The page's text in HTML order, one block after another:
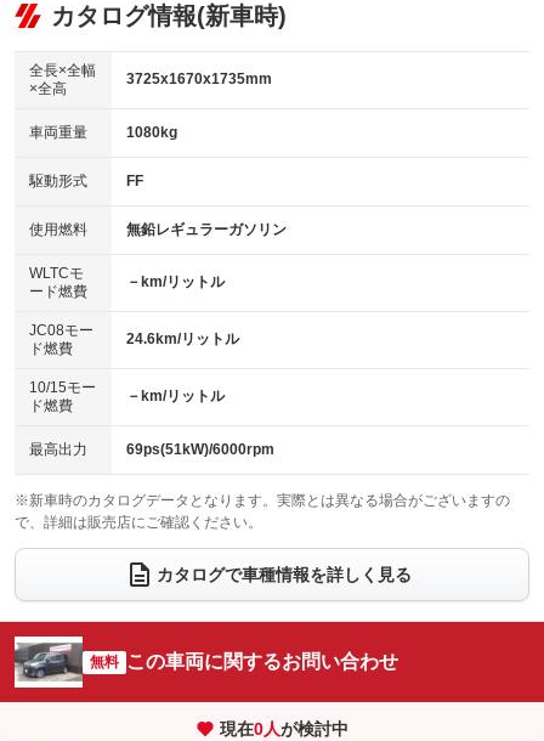
リフトアップ
：装備なし
：装備なし
パワーウィンドウ
アイドリングストップ
：装備あり
USB入力端子
：装備なし
100V電源
：装備なし
センターデフロック
：装備なし
電動格納ミラー
：装備なし
ビジュアル
：装備なし
アルミホイール：アルミホイール
：装備あり
HID(キセノンライト)
バックカメラ
エアロ
：装備なし
ローダウン
：装備なし
ベンチシート
：装備なし
チップアップシート
：装備なし
電動格納サードシート
：装備なし シートヒーター
：装備なし
ウォークスルー
電動リアゲート フロントカメラ
：装備なし
シートエアコン
：装備なし 全周囲カメラ
：装備なし
サイドカメラ
：装備なし ルーフレール
：装備なし
エアサスペンション ヘッドライトウォッシャー
カタログ情報(新車時)
全長×全幅
×全高
3725x1670x1735mm
車両重量 1080kg
駆動形式 FF
使用燃料 無鉛レギュラーガソリン
WLTCモ
ード燃費
－km/リットル
JC08モー
ド燃費
24.6km/リットル
10/15モー
ド燃費
－km/リットル
最高出力 69ps(51kW)/6000rpm
※新車時のカタログデータとなります。実際とは異なる場合がございますの
で、詳細は販売店にご確認ください。
カタログで車種情報を詳しく見る
無料 この車両に関するお問い合わせ
現在0人が検討中